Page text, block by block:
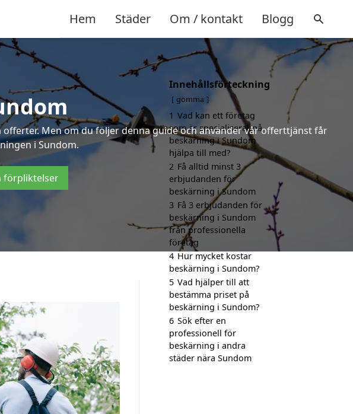
Hem Städer Om / kontakt Blogg
Men om du följer denna guide och använder vår offerttjänst får
i Sundom.
förpliktelser
Innehållsförteckning
gömma
1 Vad kan ett företag
som är specialiserat på
beskärning i Sundom
hjälpa till med?
2 Få alltid minst 3
erbjudanden för
beskärning i Sundom
3 Få 3 erbjudanden för
beskärning i Sundom
från professionella
företag
4 Hur mycket kostar
beskärning i Sundom?
5 Vad hjälper till att
bestämma priset på
beskärning i Sundom?
6 Sök efter en
professionell för
beskärning i andra
städer nära Sundom